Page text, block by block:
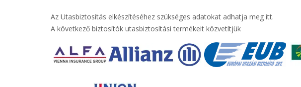
Az Utasbiztosítás elkészítéséhez szükséges adatokat adhatja meg itt.
A következő biztosítók utasbiztosítási termékeit közvetítjük